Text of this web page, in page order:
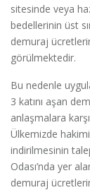
sitesinde veya
bedellerinin üst
demuraj
görülmektedir.
Bu nedenle
3 katını aşan
anlaşmalara
Ülkemizde
indirilmesinin
Odası’nda yer
demuraj